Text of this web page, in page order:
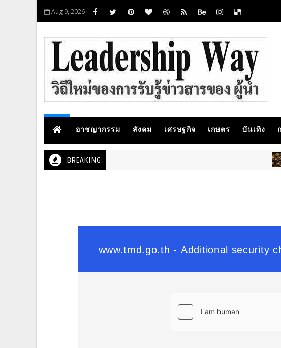
Aug 9, 2026
อาชญากรรม สังคม เศรษฐกิจ เกษตร บันเทิง
BREAKING ข่าวเด่น